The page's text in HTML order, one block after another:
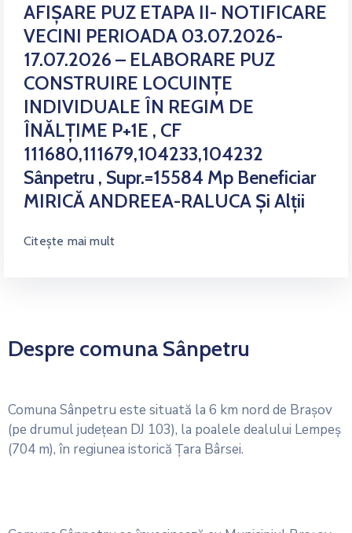
AFIȘARE PUZ ETAPA II- NOTIFICARE
VECINI PERIOADA 03.07.2026-
17.07.2026 – ELABORARE PUZ
CONSTRUIRE LOCUINȚE
INDIVIDUALE ÎN REGIM DE
ÎNĂLȚIME P+1E , CF
111680,111679,104233,104232
Sânpetru , Supr.=15584 Mp Beneficiar
MIRICĂ ANDREEA-RALUCA Și Alții
Citește mai mult
Despre comuna Sânpetru
Comuna Sânpetru este situată la 6 km nord de Braşov
(pe drumul judeţean DJ 103), la poalele dealului Lempeş
(704 m), în regiunea istorică Ţara Bârsei.